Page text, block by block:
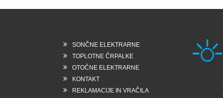
SONČNE ELEKTRARNE
TOPLOTNE ČRPALKE
OTOČNE ELEKTRARNE
KONTAKT
REKLAMACIJE IN VRAČILA